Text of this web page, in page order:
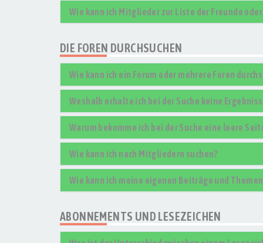
Wie kann ich Mitglieder zur Liste der Freunde
DIE FOREN DURCHSUCHEN
Wie kann ich ein Forum oder mehrere Foren
Weshalb erhalte ich bei der Suche keine
Warum bekomme ich bei der Suche eine leere
Wie kann ich nach Mitgliedern suchen?
Wie kann ich meine eigenen Beiträge und
ABONNEMENTS UND LESEZEICHEN